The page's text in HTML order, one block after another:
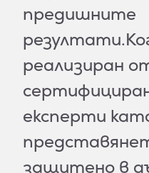
предишните
реализиран
експерти
защитено в